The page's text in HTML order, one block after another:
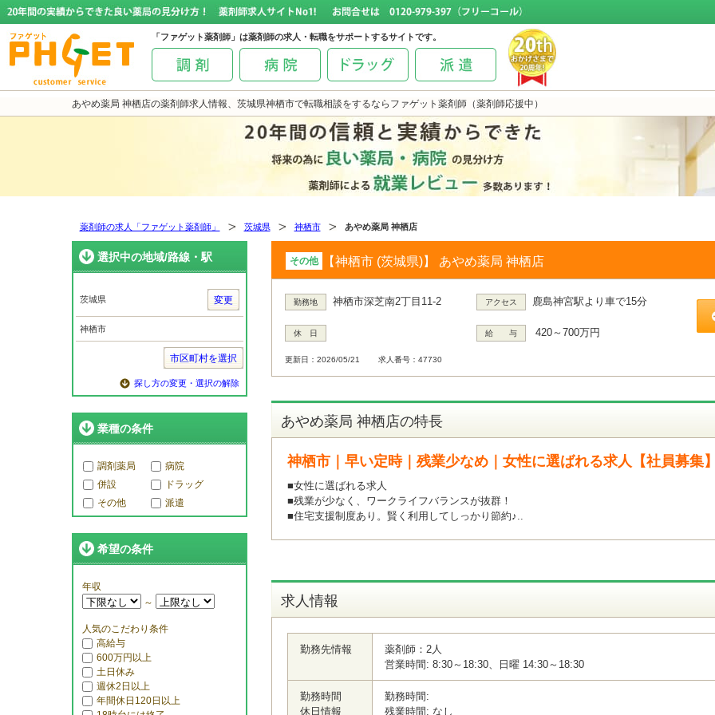
あやめ薬局 神栖店の薬剤師求人情報、茨城県神栖市で転職相談をするならファゲット薬剤師（薬剤師応援中）
「ファゲット薬剤師」は薬剤師の求人・転職をサポートするサイトです。
薬剤師の求人「ファゲット薬剤師」 茨城県 神栖市 あやめ薬局 神栖店
選択中の地域/路線・駅
茨城県 変更
神栖市
市区町村を選択
探し方の変更・選択の解除
業種の条件
調剤薬局
病院
併設
ドラッグ
その他
派遣
希望の条件
年収
～
人気のこだわり条件
高給与
600万円以上
土日休み
週休2日以上
年間休日120日以上
その他 【神栖市 (茨城県)】 あやめ薬局 神栖店
勤務地 神栖市深芝南2丁目11-2 アクセス 鹿島神宮駅より車で15分
休 日 給 与 420～700万円
更新日：2026/05/21 求人番号：47730
あやめ薬局 神栖店の特長
神栖市｜早い定時｜残業少なめ｜女性に選ばれる求人【社員募集
■女性に選ばれる求人
■残業が少なく、ワークライフバランスが抜群！
■住宅支援制度あり。賢く利用してしっかり節約♪..
求人情報
勤務先情報
薬剤師：2人
営業時間: 8:30～18:30、日曜 14:30～18:30
勤務時間
休日情報
勤務時間:
残業時間: なし